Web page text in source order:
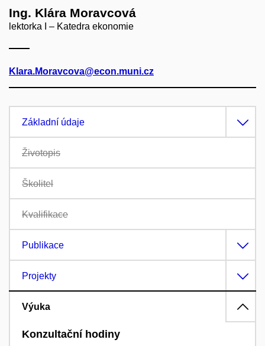
Ing. Klára Moravcová
lektorka I – Katedra ekonomie
Klara.Moravcova@econ.muni.cz
Základní údaje
Životopis
Školitel
Kvalifikace
Publikace
Projekty
Výuka
Konzultační hodiny